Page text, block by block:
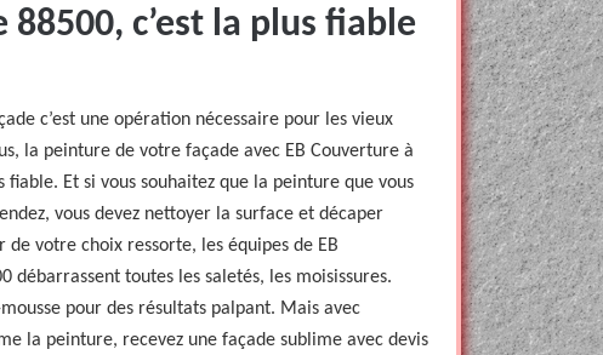
c’est la plus fiable
c’est une opération nécessaire pour les vieux
la peinture de votre façade avec EB Couverture à
fiable. Et si vous souhaitez que la peinture que vous
vous devez nettoyer la surface et décaper
de votre choix ressorte, les équipes de EB
débarrassent toutes les saletés, les moisissures.
pour des résultats palpant. Mais avec
la peinture, recevez une façade sublime avec devis